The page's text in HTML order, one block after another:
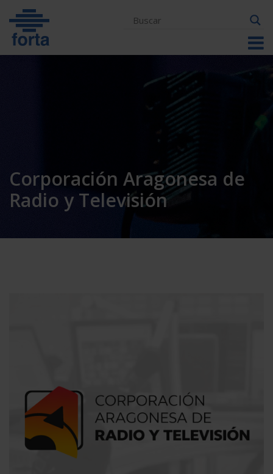
content
Corporación Aragonesa de
Radio y Televisión